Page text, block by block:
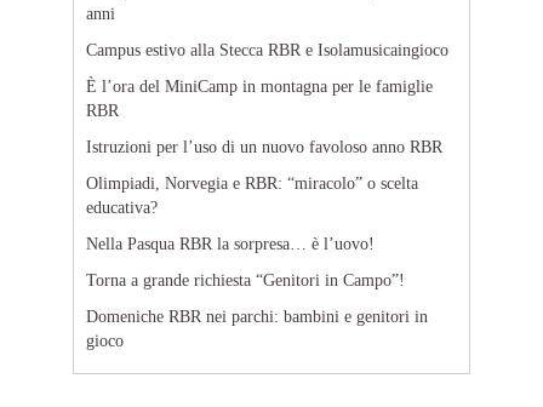
anni
Campus estivo alla Stecca RBR e Isolamusicaingioco
È l’ora del MiniCamp in montagna per le famiglie
RBR
Istruzioni per l’uso di un nuovo favoloso anno RBR
Olimpiadi, Norvegia e RBR: “miracolo” o scelta
educativa?
Nella Pasqua RBR la sorpresa… è l’uovo!
Torna a grande richiesta “Genitori in Campo”!
Domeniche RBR nei parchi: bambini e genitori in
gioco